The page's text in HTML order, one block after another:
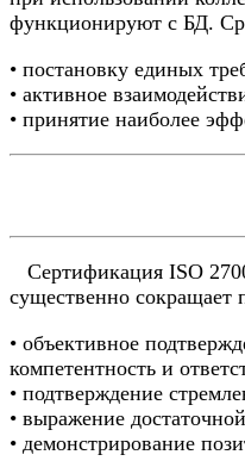
функционируют с БД.
• постановку единых
• активное
• принятие наиболее
Сертификация ISO
существенно сокращает
• объективное
компетентность и
• подтверждение
• выражение
• демонстрирование